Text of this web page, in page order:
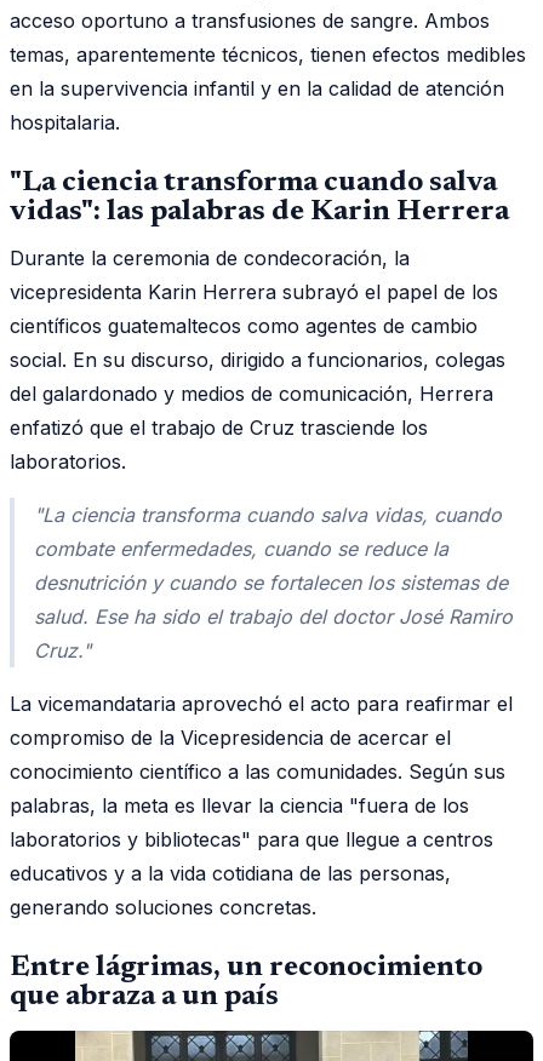
acceso oportuno a transfusiones de sangre. Ambos
temas, aparentemente técnicos, tienen efectos medibles
en la supervivencia infantil y en la calidad de atención
hospitalaria.
"La ciencia transforma cuando salva
vidas": las palabras de Karin Herrera
Durante la ceremonia de condecoración, la
vicepresidenta Karin Herrera subrayó el papel de los
científicos guatemaltecos como agentes de cambio
social. En su discurso, dirigido a funcionarios, colegas
del galardonado y medios de comunicación, Herrera
enfatizó que el trabajo de Cruz trasciende los
laboratorios.
"La ciencia transforma cuando salva vidas, cuando
combate enfermedades, cuando se reduce la
desnutrición y cuando se fortalecen los sistemas de
salud. Ese ha sido el trabajo del doctor José Ramiro
Cruz."
La vicemandataria aprovechó el acto para reafirmar el
compromiso de la Vicepresidencia de acercar el
conocimiento científico a las comunidades. Según sus
palabras, la meta es llevar la ciencia "fuera de los
laboratorios y bibliotecas" para que llegue a centros
educativos y a la vida cotidiana de las personas,
generando soluciones concretas.
Entre lágrimas, un reconocimiento
que abraza a un país